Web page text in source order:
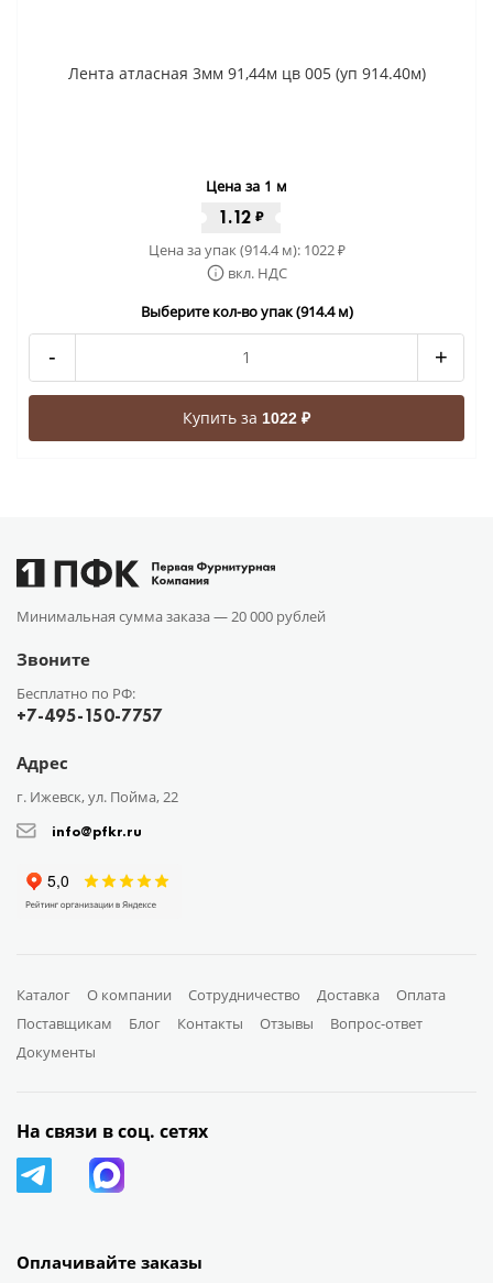
Лента атласная 3мм 91,44м цв 005 (уп 914.40м)
Цена за 1 м
1.12 ₽
Цена за упак (914.4 м): 1022₽
вкл. НДС
Выберите кол-во упак (914.4 м)
- +
Купить за 1022 ₽
Минимальная сумма заказа — 20 000 рублей
Звоните
Бесплатно по РФ:
+7-495-150-7757
Адрес
г. Ижевск, ул. Пойма, 22
info@pfkr.ru
Каталог О компании Сотрудничество Доставка
Оплата
Поставщикам
Блог Контакты Отзывы
Вопрос-ответ
Документы
Оплачивайте заказы
На связи в соц. сетях